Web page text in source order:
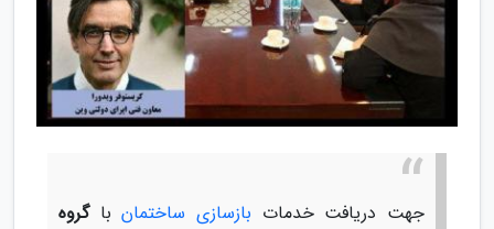
جهت دریافت خدمات بازسازی ساختمانباگروه